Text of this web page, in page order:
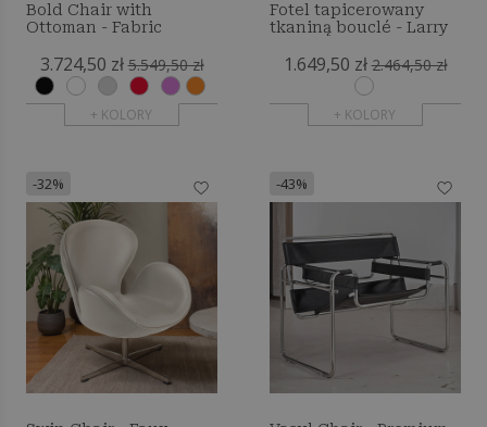
Bold Chair with
Ottoman - Fabric
3.724,50 zł 5.549,50 zł
+ KOLORY
Fotel tapicerowany
tkaniną bouclé - Larry
1.649,50 zł 2.464,50 zł
+ KOLORY
-32% -43%